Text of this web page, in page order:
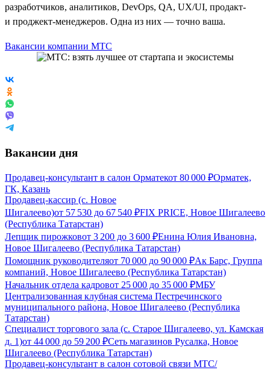
разработчиков, аналитиков, DevOps, QA, UX/UI, продакт-
и проджект-менеджеров. Одна из них — точно ваша.
Вакансии компании МТС
Вакансии дня
Продавец-консультант в салон Орматекот 80 000 ₽Орматек,
ГК, Казань
Продавец-кассир (с. Новое
Шигалеево)от 57 530 до 67 540 ₽FIX PRICE, Новое Шигалеево
(Республика Татарстан)
Лепщик пирожковот 3 200 до 3 600 ₽Енина Юлия Ивановна,
Новое Шигалеево (Республика Татарстан)
Помощник руководителяот 70 000 до 90 000 ₽Ак Барс, Группа
компаний, Новое Шигалеево (Республика Татарстан)
Начальник отдела кадровот 25 000 до 35 000 ₽МБУ
Централизованная клубная система Пестречинского
муниципального района, Новое Шигалеево (Республика
Татарстан)
Специалист торгового зала (с. Старое Шигалеево, ул. Камская
д. 1)от 44 000 до 59 200 ₽Сеть магазинов Русалка, Новое
Шигалеево (Республика Татарстан)
Продавец-консультант в салон сотовой связи МТС/